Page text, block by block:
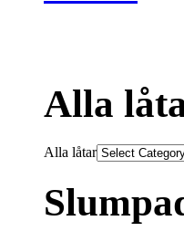
Alla
Alla låtar